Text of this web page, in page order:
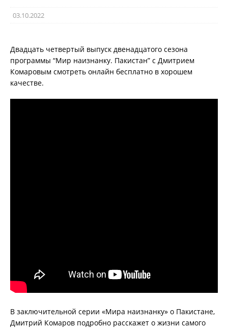
03.10.2022
Двадцать четвертый выпуск двенадцатого сезона
программы “Мир наизнанку. Пакистан” с Дмитрием
Комаровым смотреть онлайн бесплатно в хорошем
качестве.
В заключительной серии «Мира наизнанку» о Пакистане,
Дмитрий Комаров подробно расскажет о жизни самого